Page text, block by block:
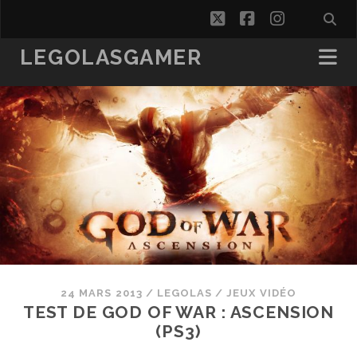
twitterfacebook
LEGOLASGAMER
24 MARS 2013 / LEGOLAS /JEUX VIDÉO
TEST DE GOD OF WAR : ASCENSION
(PS3)